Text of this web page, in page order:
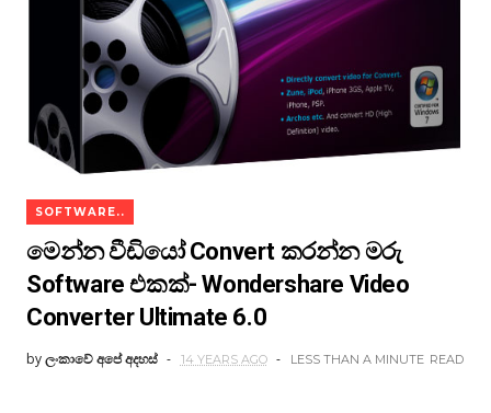
SOFTWARE..
මෙන්න වීඩියෝ Convert කරන්න මරු
Software එකක්- Wondershare Video
Converter Ultimate 6.0
byලංකාවේ අපේ අදහස් 14 YEARS AGO LESS THAN A MINUTE READ